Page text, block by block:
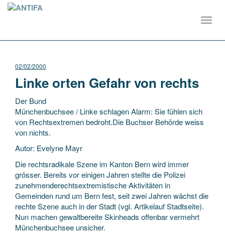
02/02/2000
Linke orten Gefahr von rechts
Der Bund
Münchenbuchsee / Linke schlagen Alarm: Sie fühlen sich
von Rechtsextremen bedroht.Die Buchser Behörde weiss
von nichts.
Autor: Evelyne Mayr
Die rechtsradikale Szene im Kanton Bern wird immer
grösser. Bereits vor einigen Jahren stellte die Polizei
zunehmenderechtsextremistischeAktivitäten in
Gemeinden rund um Bern fest, seit zwei Jahren wächst die
rechte Szene auch in der Stadt (vgl. Artikelauf Stadtseite).
Nun machen gewaltbereite Skinheads offenbar vermehrt
Münchenbuchsee unsicher.